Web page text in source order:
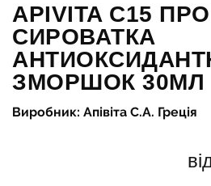
APIVITA C15
СИРОВАТКА
ЗМОРШОК 30МЛ
Виробник: Апівіта С.А. Греція